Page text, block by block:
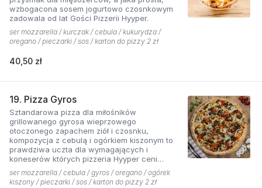
wzbogacona sosem jogurtowo czosnkowym
zadowala od lat Gości Pizzerii Hyyper.
ser mozzarella / kurczak / cebula / kukurydza /
oregano / pieczarki / sos / karton do pizzy 2 zł
40,50 zł
19. Pizza Gyros
Sztandarowa pizza dla miłośników
grillowanego gyrosa wieprzowego
otoczonego zapachem ziół i czosnku,
kompozycja z cebulą i ogórkiem kiszonym to
prawdziwa uczta dla wymagających i
koneserów których pizzeria Hyyper ceni
najbardziej. . Chodzą słuchy, że gyros Hyyper
jest najlepszy w mieście
ser mozzarella / cebula / gyros / oregano / ogórek
kiszony / pieczarki / sos / karton do pizzy 2 zł